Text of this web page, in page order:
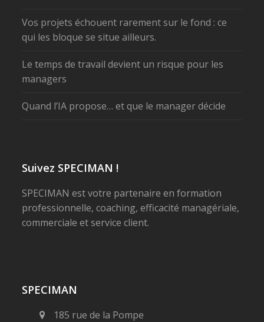
Vos projets échouent rarement sur le fond : ce
qui les bloque se situe ailleurs.
Le temps de travail devient un risque pour les
managers
Quand l’IA propose… et que le manager décide
Suivez SPECIMAN !
SPECIMAN est votre partenaire en formation
professionnelle, coaching, efficacité managériale,
commerciale et service client.
SPECIMAN
185 rue de la Pompe